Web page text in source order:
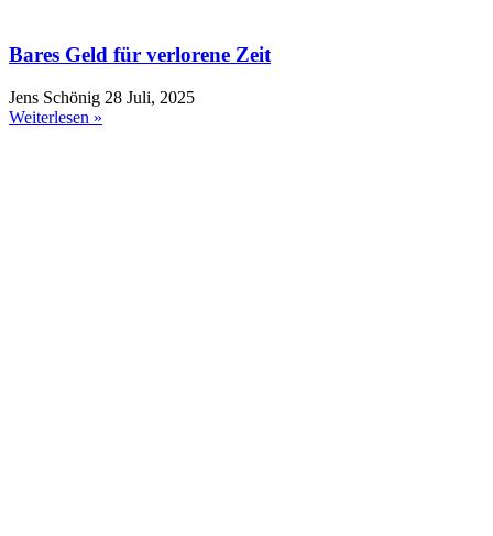
Bares Geld für verlorene Zeit
Jens Schönig 28 Juli, 2025
Weiterlesen »